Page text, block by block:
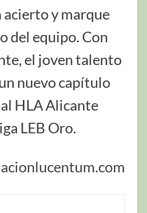
acierto y marque
del equipo. Con
el joven talento
nuevo capítulo
HLA Alicante
LEB Oro.